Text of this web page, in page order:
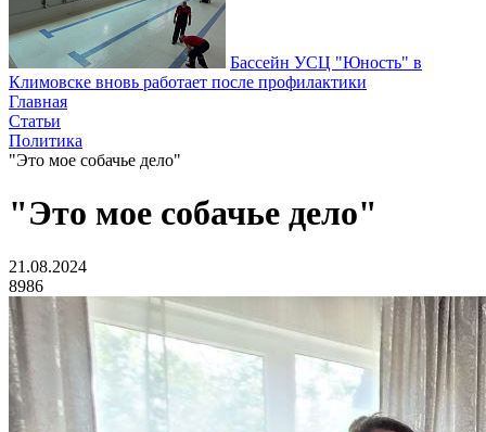
Бассейн УСЦ "Юность" в
Климовске вновь работает после профилактики
Главная
Статьи
Политика
"Это мое собачье дело"
"Это мое собачье дело"
21.08.2024
8986